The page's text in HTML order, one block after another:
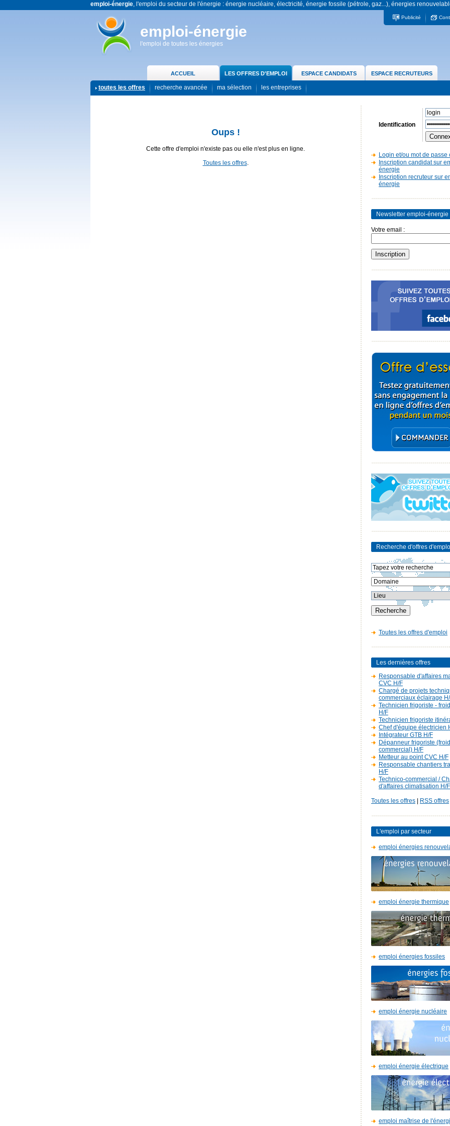
emploi-énergie, l'emploi du secteur de l'énergie : énergie nucléaire, électricité, énergie fossile (pétrole, gaz...), énergies
emploi-énergie
l'emploi de toutes les énergies
Publicité
ACCUEIL LES OFFRES D'EMPLOI ESPACE CANDIDATS ESPACE RECRUTEURS
toutes les offres recherche avancée ma sélection les entreprises
Oups !
Cette offre d'emploi n'existe pas ou elle n'est plus en ligne.
Toutes les offres.
Identification
Login et/ou mot de passe
Inscription candidat sur
énergie
Inscription recruteur sur
énergie
Newsletter emploi-énergie
Votre email :
Recherche d'offres
Toutes les offres d'emploi
Les dernières offres
Responsable d'affaires
CVC H/F
Chargé de projets
commerciaux éclairage
Technicien frigoriste -
H/F
Technicien frigoriste
Chef d'équipe électricien
Intégrateur GTB H/F
Dépanneur frigoriste (froid
commercial) H/F
Metteur au point CVC H/F
Responsable chantiers
H/F
Technico-commercial /
d'affaires climatisation H/F
Toutes les offres RSS offres
L'emploi par secteur
emploi énergies
emploi énergie thermique
emploi énergies fossiles
emploi énergie nucléaire
emploi énergie électrique
emploi maîtrise de